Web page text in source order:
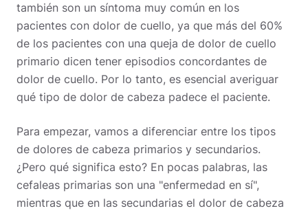
también son un síntoma muy común en los
pacientes con dolor de cuello, ya que más del 60%
de los pacientes con una queja de dolor de cuello
primario dicen tener episodios concordantes de
dolor de cuello. Por lo tanto, es esencial averiguar
qué tipo de dolor de cabeza padece el paciente.
Para empezar, vamos a diferenciar entre los tipos
de dolores de cabeza primarios y secundarios.
¿Pero qué significa esto? En pocas palabras, las
cefaleas primarias son una "enfermedad en sí",
mientras que en las secundarias el dolor de cabeza